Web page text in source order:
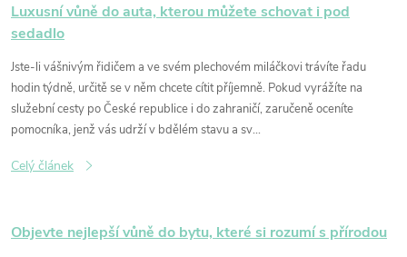
Luxusní vůně do auta, kterou můžete schovat i pod
sedadlo
Jste-li vášnivým řidičem a ve svém plechovém miláčkovi trávíte řadu
hodin týdně, určitě se v něm chcete cítit příjemně. Pokud vyrážíte na
služební cesty po České republice i do zahraničí, zaručeně oceníte
pomocníka, jenž vás udrží v bdělém stavu a sv...
Celý článek
Objevte nejlepší vůně do bytu, které si rozumí s přírodou